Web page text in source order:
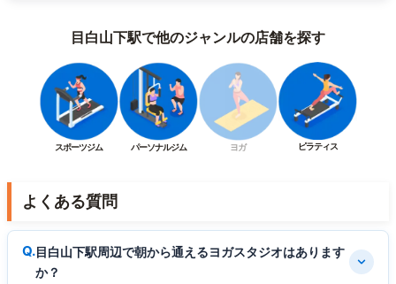
目白山下駅で他のジャンルの店舗を探す
スポーツジム パーソナルジム ヨガ ピラティス
よくある質問
目白山下駅周辺で朝から通えるヨガスタジオはあります
か？